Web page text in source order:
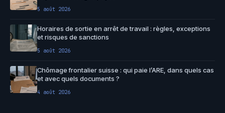
5 août 2026
Horaires de sortie en arrêt de travail : règles, exceptions
et risques de sanctions
5 août 2026
Chômage frontalier suisse : qui paie l’ARE, dans quels cas
et avec quels documents ?
4 août 2026